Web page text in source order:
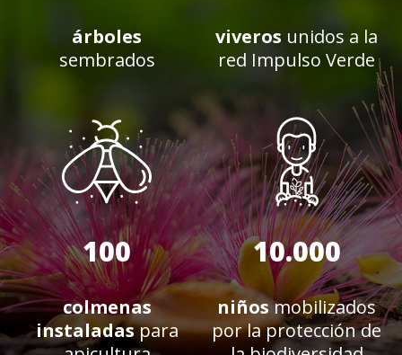
árboles
sembrados
viveros unidos a la
red Impulso Verde
100
colmenas
instaladaspara
10.000
niñosmobilizados
por la protección de